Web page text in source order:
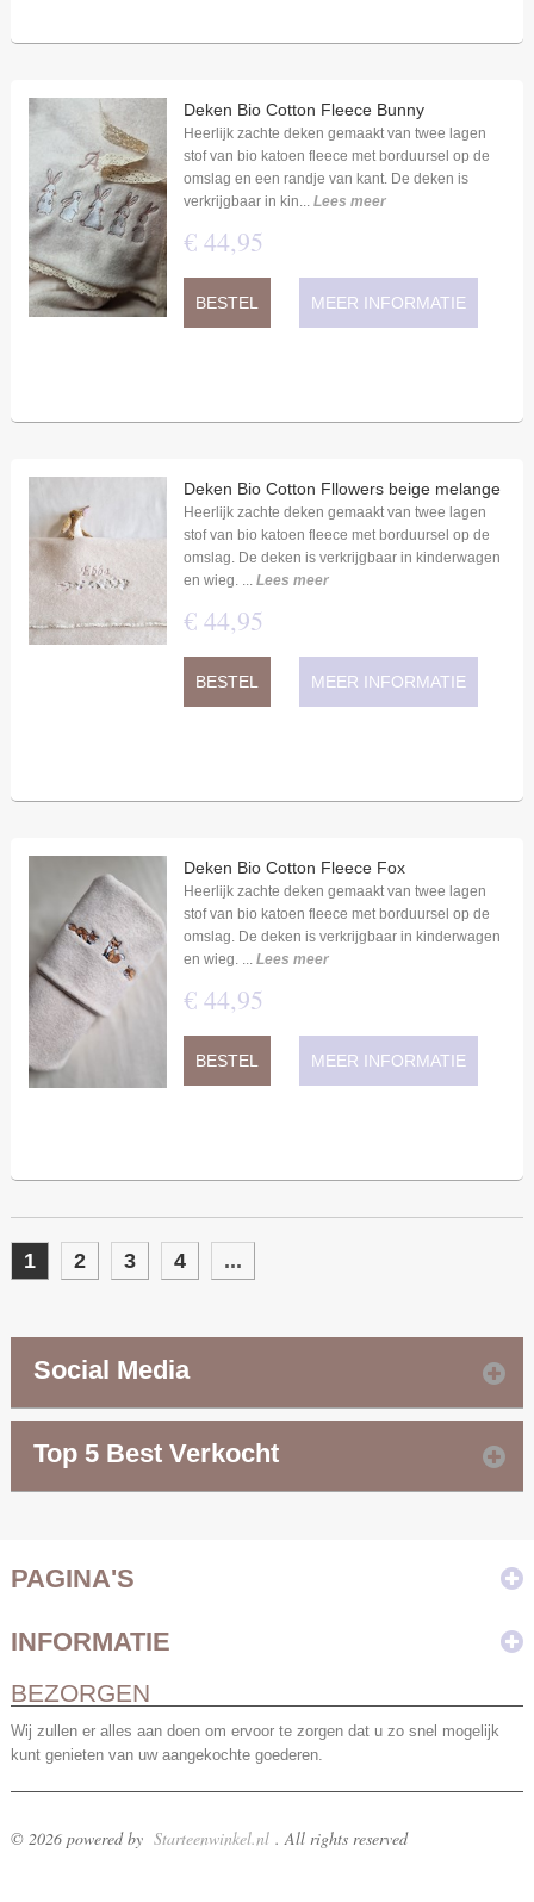
Deken Bio Cotton Fleece Bunny
Heerlijk zachte deken gemaakt van twee lagen
stof van bio katoen fleece met borduursel op de
omslag en een randje van kant. De deken is
verkrijgbaar in kin... Lees meer
€ 44,95
BESTEL MEER INFORMATIE
Deken Bio Cotton Fllowers beige melange
Heerlijk zachte deken gemaakt van twee lagen
stof van bio katoen fleece met borduursel op de
omslag. De deken is verkrijgbaar in kinderwagen
en wieg. ... Lees meer
€ 44,95
BESTEL MEER INFORMATIE
Deken Bio Cotton Fleece Fox
Heerlijk zachte deken gemaakt van twee lagen
stof van bio katoen fleece met borduursel op de
omslag. De deken is verkrijgbaar in kinderwagen
en wieg. ... Lees meer
€ 44,95
BESTEL MEER INFORMATIE
1 2 3 4 ...
Social Media
Top 5 Best Verkocht
PAGINA'S
INFORMATIE
BEZORGEN
Wij zullen er alles aan doen om ervoor te zorgen dat u zo snel mogelijk
kunt genieten van uw aangekochte goederen.
© 2026 powered by Starteenwinkel.nl . All rights reserved